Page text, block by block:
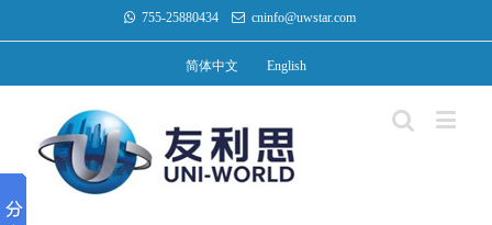
755-25880434 cninfo@uwstar.com
简体中文 English